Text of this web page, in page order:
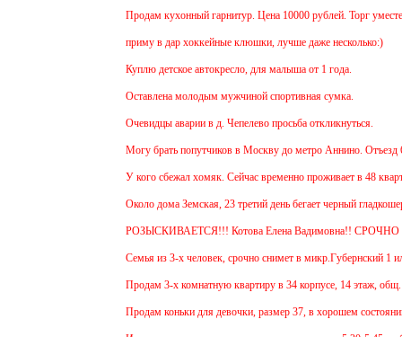
Продам кухонный гарнитур. Цена 10000 рублей. Торг уместен.
приму в дар хоккейные клюшки, лучше даже несколько:)
Куплю детское автокресло, для малыша от 1 года.
Оставлена молодым мужчиной спортивная сумка.
Очевидцы аварии в д. Чепелево просьба откликнуться.
Могу брать попутчиков в Москву до метро Аннино. Отъезд
У кого сбежал хомяк. Сейчас временно проживает в 48
Около дома Земская, 23 третий день бегает черный
РОЗЫСКИВАЕТСЯ!!! Котова Елена Вадимовна!!
Семья из 3-х человек, срочно снимет в микр.Губернский 1
Продам 3-х комнатную квартиру в 34 корпусе, 14 этаж,
Продам коньки для девочки, размер 37, в хорошем состоянии.